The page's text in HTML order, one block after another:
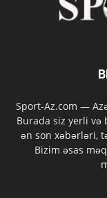
Sport-Az.com —
Burada siz yerli və
ən son xəbərləri,
Bizim əsas